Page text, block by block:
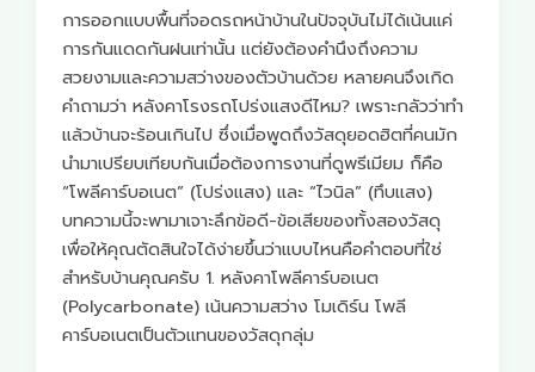
การออกแบบพื้นที่จอดรถหน้าบ้านในปัจจุบันไม่ได้เน้นแค่
การกันแดดกันฝนเท่านั้น แต่ยังต้องคำนึงถึงความ
สวยงามและความสว่างของตัวบ้านด้วย หลายคนจึงเกิด
คำถามว่า หลังคาโรงรถโปร่งแสงดีไหม? เพราะกลัวว่าทำ
แล้วบ้านจะร้อนเกินไป ซึ่งเมื่อพูดถึงวัสดุยอดฮิตที่คนมัก
นำมาเปรียบเทียบกันเมื่อต้องการงานที่ดูพรีเมียม ก็คือ
“โพลีคาร์บอเนต” (โปร่งแสง) และ “ไวนิล” (ทึบแสง)
บทความนี้จะพามาเจาะลึกข้อดี-ข้อเสียของทั้งสองวัสดุ
เพื่อให้คุณตัดสินใจได้ง่ายขึ้นว่าแบบไหนคือคำตอบที่ใช่
สำหรับบ้านคุณครับ 1. หลังคาโพลีคาร์บอเนต
(Polycarbonate) เน้นความสว่าง โมเดิร์น โพลี
คาร์บอเนตเป็นตัวแทนของวัสดุกลุ่ม